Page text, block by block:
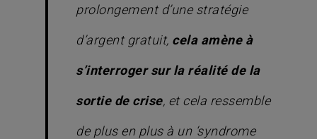
prolongement d’une stratégie
d’argent gratuit, cela amène à
s’interroger sur la réalité de la
sortie de crise, et cela ressemble
de plus en plus à un ‘syndrome